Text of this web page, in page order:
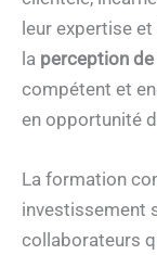
leur expertise
la perception
compétent et
en opportunité
La formation
investissement
collaborateurs